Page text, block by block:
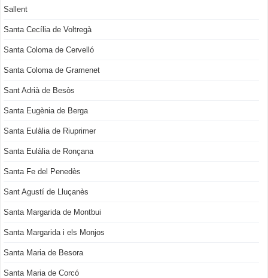
Sallent
Santa Cecília de Voltregà
Santa Coloma de Cervelló
Santa Coloma de Gramenet
Sant Adrià de Besòs
Santa Eugènia de Berga
Santa Eulàlia de Riuprimer
Santa Eulàlia de Ronçana
Santa Fe del Penedès
Sant Agustí de Lluçanès
Santa Margarida de Montbui
Santa Margarida i els Monjos
Santa Maria de Besora
Santa Maria de Corcó